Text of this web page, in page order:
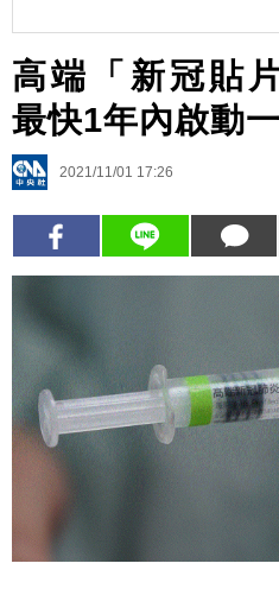
高端「新冠貼
最快1年內啟動
2021/11/01 17:26